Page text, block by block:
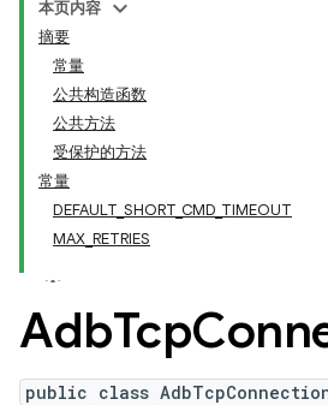
本页内容
摘要
常量
公共构造函数
公共方法
受保护的方法
常量
DEFAULT_SHORT_CMD_TIMEOUT
MAX_RETRIES
AdbTcp
public class